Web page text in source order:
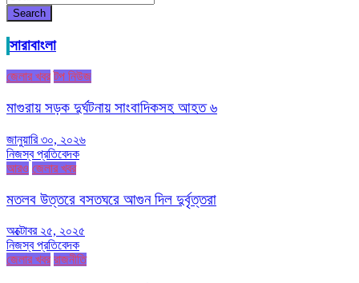
Search
সারাবাংলা
জেলার খবর টপ নিউজ
মাগুরায় সড়ক দুর্ঘটনায় সাংবাদিকসহ আহত ৬
জানুয়ারি ৩০, ২০২৬
নিজস্ব প্রতিবেদক
আরও জেলার খবর
মতলব উত্তরে বসতঘরে আগুন দিল দুর্বৃত্তরা
অক্টোবর ২৫, ২০২৫
নিজস্ব প্রতিবেদক
জেলার খবর রাজনীতি